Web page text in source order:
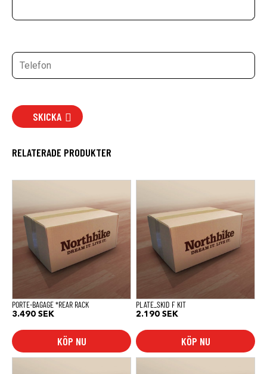
SKICKA
RELATERADE PRODUKTER
PORTE-BAGAGE *REAR RACK
3.490 SEK
KÖP NU
PLATE_SKID F KIT
2.190 SEK
KÖP NU